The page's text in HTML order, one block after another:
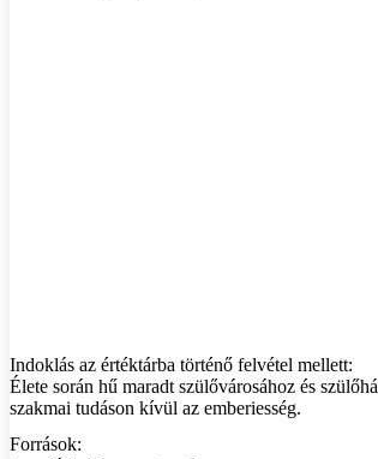
Indoklás az értéktárba történő felvétel mellett:
Élete során hű maradt szülővárosához és
szakmai tudáson kívül az emberiesség.
Források: